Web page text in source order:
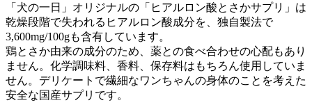
「犬の一日」オリジナルの「ヒアルロン酸とさかサプリ」は
乾燥段階で失われるヒアルロン酸成分を、独自製法で
3,600mg/100gも含有しています。
鶏とさか由来の成分のため、薬との食べ合わせの心配もあり
ません。化学調味料、香料、保存料はもちろん使用していま
せん。デリケートで繊細なワンちゃんの身体のことを考えた
安全な国産サプリです。